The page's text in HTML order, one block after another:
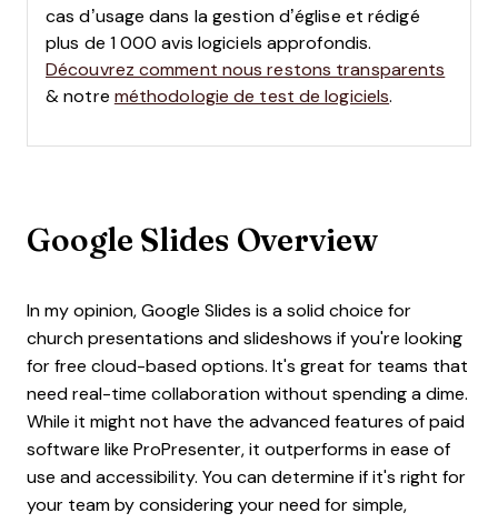
cas d’usage dans la gestion d’église et rédigé
plus de 1 000 avis logiciels approfondis.
Découvrez comment nous restons transparents
& notre méthodologie de test de logiciels.
Google Slides Overview
In my opinion, Google Slides is a solid choice for
church presentations and slideshows if you're looking
for free cloud-based options. It's great for teams that
need real-time collaboration without spending a dime.
While it might not have the advanced features of paid
software like ProPresenter, it outperforms in ease of
use and accessibility. You can determine if it's right for
your team by considering your need for simple,